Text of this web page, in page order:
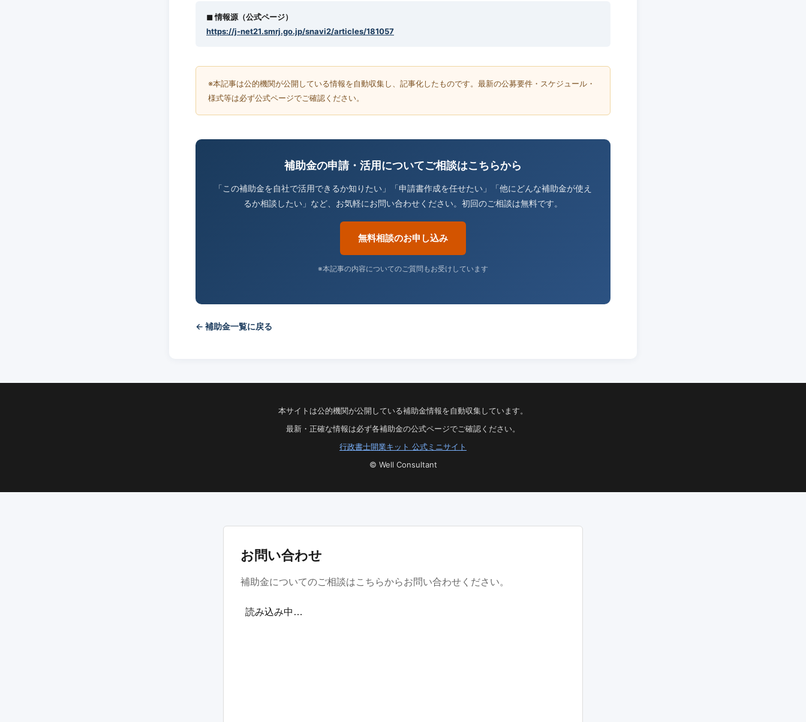
◼︎ 情報源（公式ページ）
https://j-net21.smrj.go.jp/snavi2/articles/181057
※本記事は公的機関が公開している情報を自動収集し、記事化したものです。最新の公募要件・スケジュール・
様式等は必ず公式ページでご確認ください。
補助金の申請・活用についてご相談はこちらから
「この補助金を自社で活用できるか知りたい」「申請書作成を任せたい」「他にどんな補助金が使え
るか相談したい」など、お気軽にお問い合わせください。初回のご相談は無料です。
無料相談のお申し込み
※本記事の内容についてのご質問もお受けしています
← 補助金一覧に戻る
本サイトは公的機関が公開している補助金情報を自動収集しています。
最新・正確な情報は必ず各補助金の公式ページでご確認ください。
行政書士開業キット 公式ミニサイト
© Well Consultant
お問い合わせ
補助金についてのご相談はこちらからお問い合わせください。